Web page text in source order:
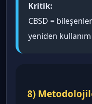
Kritik:
CBSD =
yeniden
8)